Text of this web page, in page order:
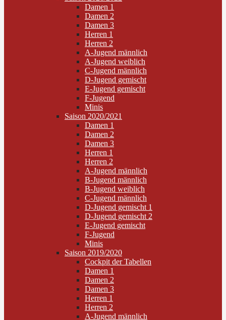
Damen 1
Damen 2
Damen 3
Herren 1
Herren 2
A-Jugend männlich
A-Jugend weiblich
C-Jugend männlich
D-Jugend gemischt
E-Jugend gemischt
F-Jugend
Minis
Saison 2020/2021
Damen 1
Damen 2
Damen 3
Herren 1
Herren 2
A-Jugend männlich
B-Jugend männlich
B-Jugend weiblich
C-Jugend männlich
D-Jugend gemischt 1
D-Jugend gemischt 2
E-Jugend gemischt
F-Jugend
Minis
Saison 2019/2020
Cockpit der Tabellen
Damen 1
Damen 2
Damen 3
Herren 1
Herren 2
A-Jugend männlich